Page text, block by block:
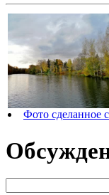
Фото сделанное